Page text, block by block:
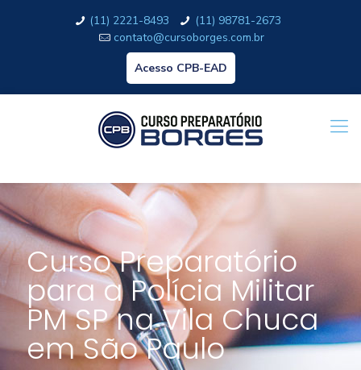
(11) 2221-8493
(11) 98781-2673
contato@cursoborges.com.br
Acesso CPB-EAD
Curso Preparatório
para a Polícia Militar
PM SP na Vila Chuca
em São Paulo